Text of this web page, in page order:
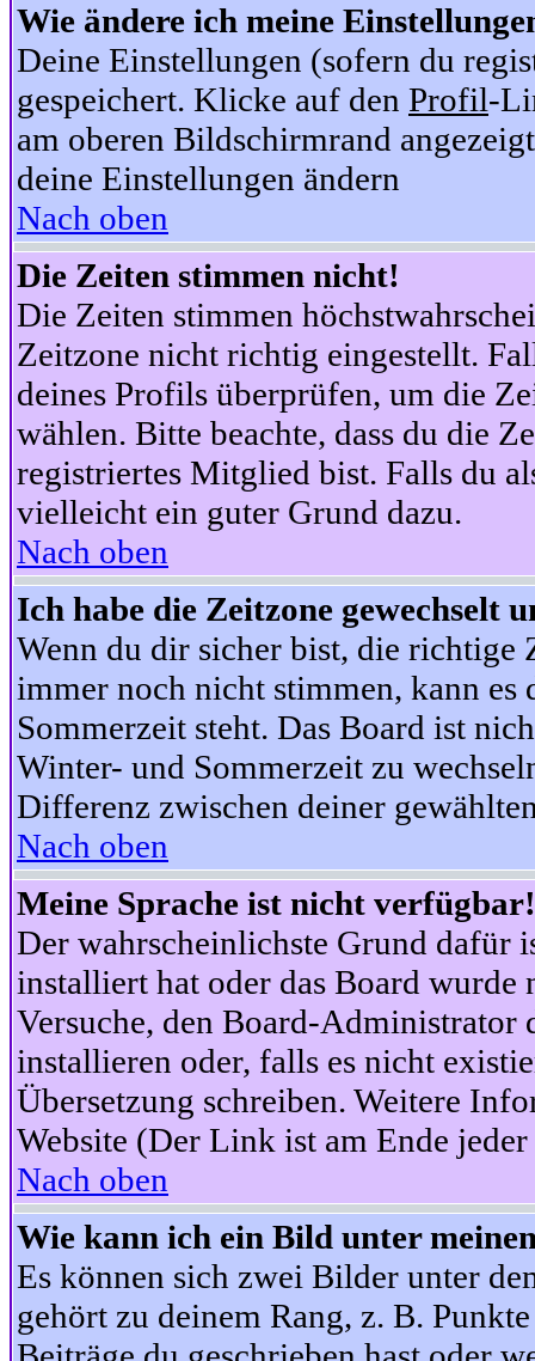
Wie ändere ich meine
Deine Einstellungen (sofern du
gespeichert. Klicke auf den Profil-
am oberen Bildschirmrand
deine Einstellungen ändern
Nach oben
Die Zeiten stimmen nicht!
Die Zeiten stimmen
Zeitzone nicht richtig eingestellt.
deines Profils überprüfen, um die
wählen. Bitte beachte, dass du die
registriertes Mitglied bist. Falls du
vielleicht ein guter Grund dazu.
Nach oben
Ich habe die Zeitzone gewechselt
Wenn du dir sicher bist, die richtige
immer noch nicht stimmen, kann es
Sommerzeit steht. Das Board ist
Winter- und Sommerzeit zu
Differenz zwischen deiner
Nach oben
Meine Sprache ist nicht verfügbar!
Der wahrscheinlichste Grund dafür
installiert hat oder das Board wurde
Versuche, den Board-Administrator
installieren oder, falls es nicht
Übersetzung schreiben. Weitere
Website (Der Link ist am Ende jeder
Nach oben
Wie kann ich ein Bild unter
Es können sich zwei Bilder unter
gehört zu deinem Rang, z. B.